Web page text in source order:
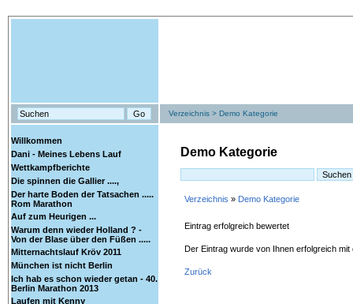
Verzeichnis> Demo Kategorie
Willkommen
Dani - Meines Lebens Lauf
Wettkampfberichte
Die spinnen die Gallier ....,
Der harte Boden der Tatsachen .....
Rom Marathon
Auf zum Heurigen ...
Warum denn wieder Holland ? -
Von der Blase über den Füßen .....
Mitternachtslauf Kröv 2011
München ist nicht Berlin
Ich hab es schon wieder getan - 40.
Berlin Marathon 2013
Laufen mit Kenny
Demo Kategorie
Verzeichnis » Demo Kategorie
Eintrag erfolgreich bewertet
Der Eintrag wurde von Ihnen erfolgreich
Zurück